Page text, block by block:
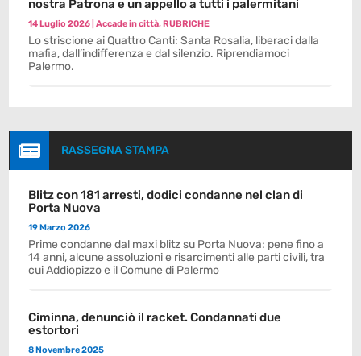
nostra Patrona e un appello a tutti i palermitani
14 Luglio 2026 |Accade in città,RUBRICHE
Lo striscione ai Quattro Canti: Santa Rosalia, liberaci dalla
mafia, dall’indifferenza e dal silenzio. Riprendiamoci
Palermo.
 RASSEGNA STAMPA
Blitz con 181 arresti, dodici condanne nel clan di
Porta Nuova
19 Marzo 2026
Prime condanne dal maxi blitz su Porta Nuova: pene fino a
14 anni, alcune assoluzioni e risarcimenti alle parti civili, tra
cui Addiopizzo e il Comune di Palermo
Ciminna, denunciò il racket. Condannati due
estortori
8 Novembre 2025